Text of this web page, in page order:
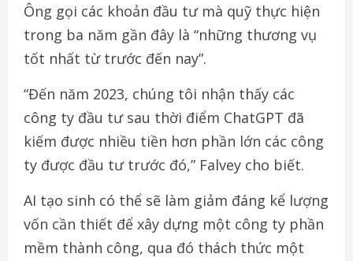
Ông gọi các khoản đầu tư mà quỹ thực hiện
trong ba năm gần đây là “những thương vụ
tốt nhất từ trước đến nay”.
“Đến năm 2023, chúng tôi nhận thấy các
công ty đầu tư sau thời điểm ChatGPT đã
kiếm được nhiều tiền hơn phần lớn các công
ty được đầu tư trước đó,” Falvey cho biết.
AI tạo sinh có thể sẽ làm giảm đáng kể lượng
vốn cần thiết để xây dựng một công ty phần
mềm thành công, qua đó thách thức một